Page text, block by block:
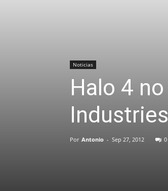
Noticias
Halo 4
Industries
Por Antonio - Sep 27, 2012 0